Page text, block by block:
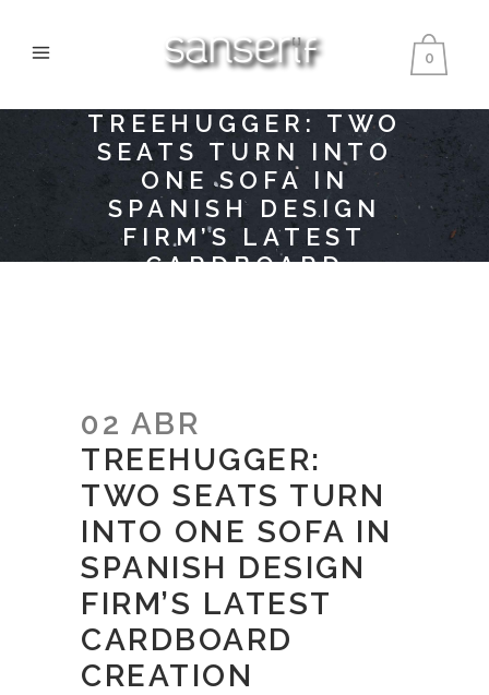
0
TREEHUGGER: TWO
SEATS TURN INTO
ONE SOFA IN
SPANISH DESIGN
FIRM’S LATEST
CARDBOARD
02 ABR
TREEHUGGER:
TWO SEATS TURN
INTO ONE SOFA IN
SPANISH DESIGN
FIRM’S LATEST
CARDBOARD
CREATION